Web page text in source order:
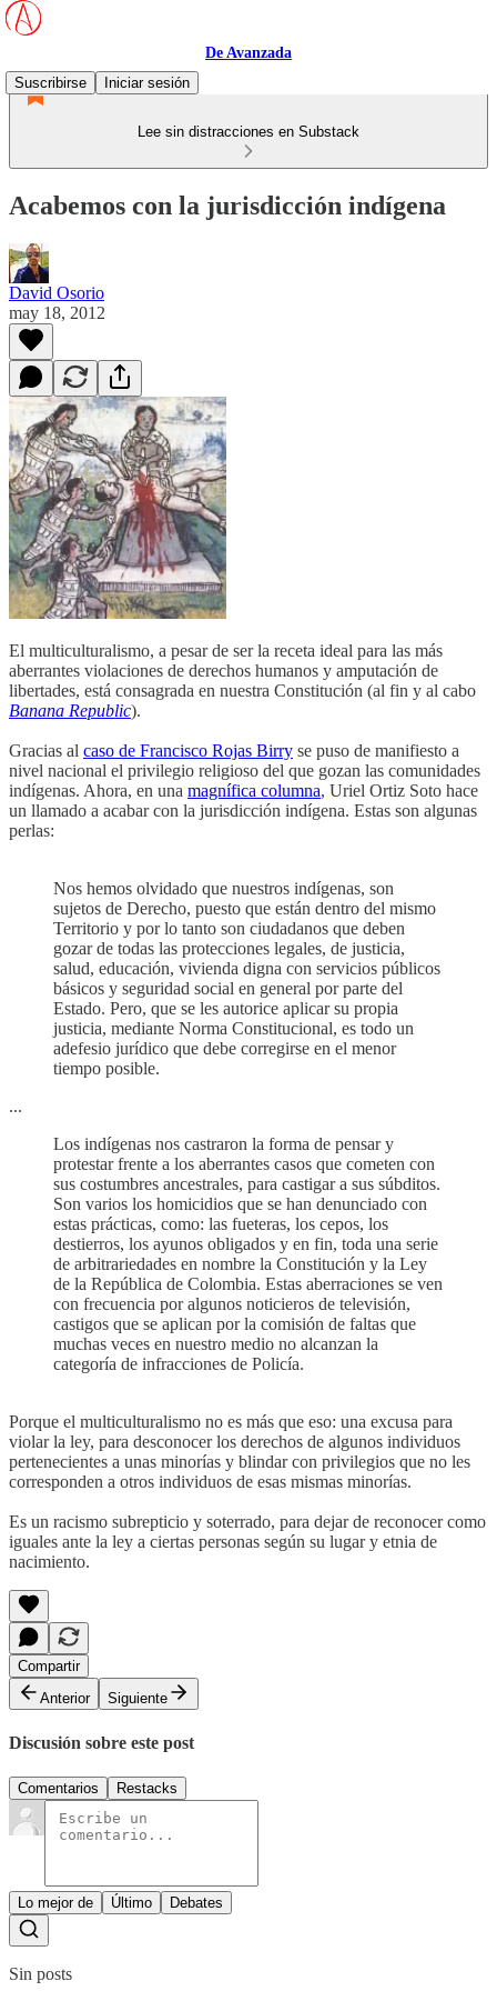
De Avanzada
Suscribirse
Iniciar sesión
Lee sin distracciones en Substack
Acabemos con la jurisdicción indígena
David Osorio
may 18, 2012
El multiculturalismo, a pesar de ser la receta ideal para las más
aberrantes violaciones de derechos humanos y amputación de
libertades, está consagrada en nuestra Constitución (al fin y al cabo
Banana Republic).
Gracias al caso de Francisco Rojas Birry se puso de manifiesto a
nivel nacional el privilegio religioso del que gozan las comunidades
indígenas. Ahora, en una magnífica columna, Uriel Ortiz Soto hace
un llamado a acabar con la jurisdicción indígena. Estas son algunas
perlas:
Nos hemos olvidado que nuestros indígenas, son
sujetos de Derecho, puesto que están dentro del mismo
Territorio y por lo tanto son ciudadanos que deben
gozar de todas las protecciones legales, de justicia,
salud, educación, vivienda digna con servicios públicos
básicos y seguridad social en general por parte del
Estado. Pero, que se les autorice aplicar su propia
justicia, mediante Norma Constitucional, es todo un
adefesio jurídico que debe corregirse en el menor
tiempo posible.
...
Los indígenas nos castraron la forma de pensar y
protestar frente a los aberrantes casos que cometen con
sus costumbres ancestrales, para castigar a sus súbditos.
Son varios los homicidios que se han denunciado con
estas prácticas, como: las fueteras, los cepos, los
destierros, los ayunos obligados y en fin, toda una serie
de arbitrariedades en nombre la Constitución y la Ley
de la República de Colombia. Estas aberraciones se ven
con frecuencia por algunos noticieros de televisión,
castigos que se aplican por la comisión de faltas que
muchas veces en nuestro medio no alcanzan la
categoría de infracciones de Policía.
Porque el multiculturalismo no es más que eso: una excusa para
violar la ley, para desconocer los derechos de algunos individuos
pertenecientes a unas minorías y blindar con privilegios que no les
corresponden a otros individuos de esas mismas minorías.
Es un racismo subrepticio y soterrado, para dejar de reconocer como
iguales ante la ley a ciertas personas según su lugar y etnia de
nacimiento.
Compartir
Anterior
Siguiente
Discusión sobre este post
Comentarios Restacks
Lo mejor de Último Debates
Sin posts